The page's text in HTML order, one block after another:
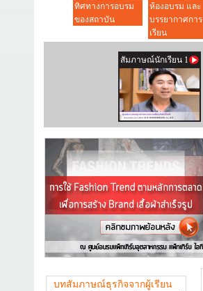
ทิศทางการอบรม
ของสถาบัน
ห้องอบรม และ
บรรยากาศการ
เรียน
บทสัมภาษณ์ธุรกิจจากผู้เรียน